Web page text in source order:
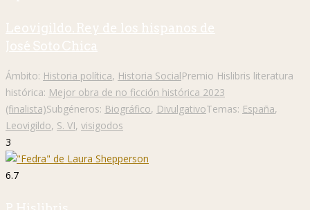
Leovigildo. Rey de los hispanos de
José Soto Chica
Ámbito: Historia política, Historia SocialPremio Hislibris literatura
histórica: Mejor obra de no ficción histórica 2023
(finalista)Subgéneros: Biográfico, DivulgativoTemas: España,
Leovigildo, S. VI, visigodos
3
6.7